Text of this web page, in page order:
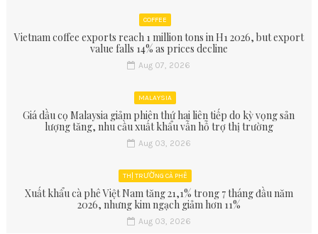
COFFEE
Vietnam coffee exports reach 1 million tons in H1 2026, but export
value falls 14% as prices decline
Aug 07, 2026
MALAYSIA
Giá dầu cọ Malaysia giảm phiên thứ hai liên tiếp do kỳ vọng sản
lượng tăng, nhu cầu xuất khẩu vẫn hỗ trợ thị trường
Aug 03, 2026
THỊ TRƯỜNG CÀ PHÊ
Xuất khẩu cà phê Việt Nam tăng 21,1% trong 7 tháng đầu năm
2026, nhưng kim ngạch giảm hơn 11%
Aug 03, 2026